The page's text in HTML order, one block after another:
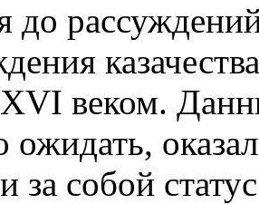
до
веком.
ожидать,
за собой